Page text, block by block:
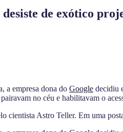
de exótico
a empresa dona do Google decidiu
no céu e habilitavam o
cientista Astro Teller. Em uma